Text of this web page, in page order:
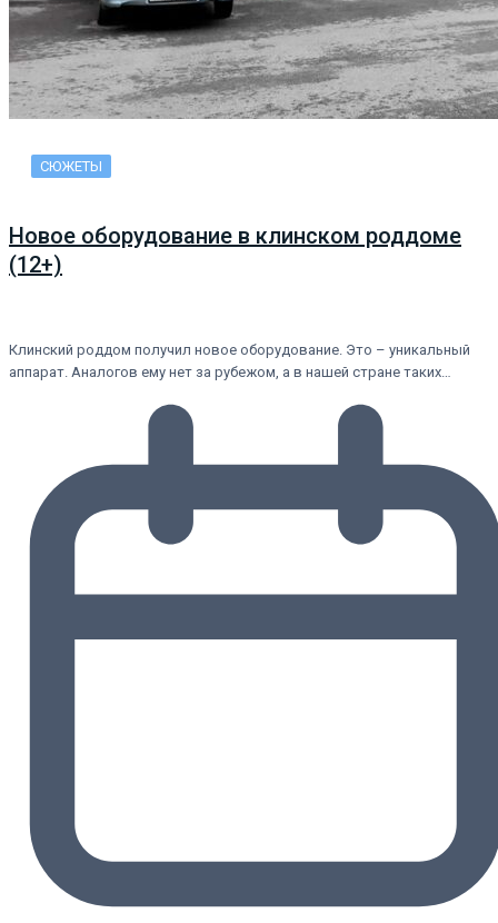
СЮЖЕТЫ
Новое оборудование в клинском роддоме
(12+)
Клинский роддом получил новое оборудование. Это – уникальный
аппарат. Аналогов ему нет за рубежом, а в нашей стране таких…